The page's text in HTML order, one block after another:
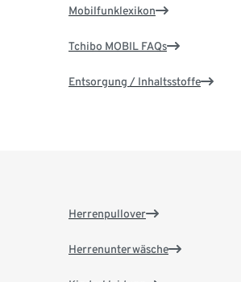
Mobilfunklexikon
Tchibo MOBIL FAQs
Entsorgung / Inhaltsstoffe
Herrenpullover
Herrenunterwäsche